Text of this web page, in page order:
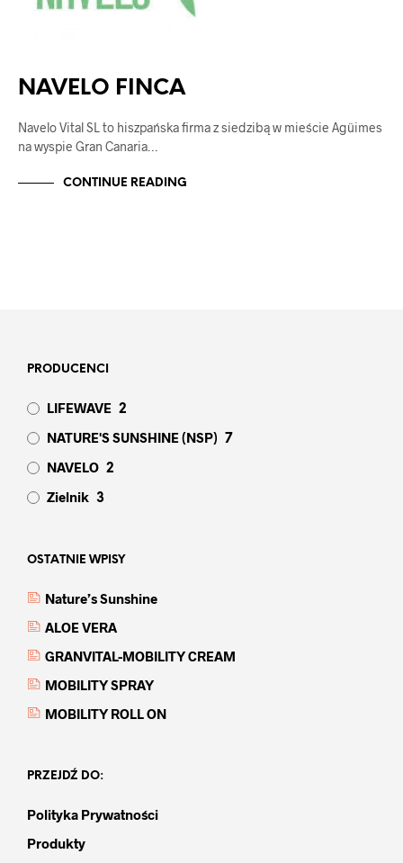
NAVELO FINCA
Navelo Vital SL to hiszpańska firma z siedzibą w mieście Agüimes
na wyspie Gran Canaria…
CONTINUE READING
PRODUCENCI
LIFEWAVE 2
NATURE'S SUNSHINE (NSP) 7
NAVELO 2
Zielnik 3
OSTATNIE WPISY
Nature’s Sunshine
ALOE VERA
GRANVITAL-MOBILITY CREAM
MOBILITY SPRAY
MOBILITY ROLL ON
PRZEJDŹ DO:
Polityka Prywatności
Produkty